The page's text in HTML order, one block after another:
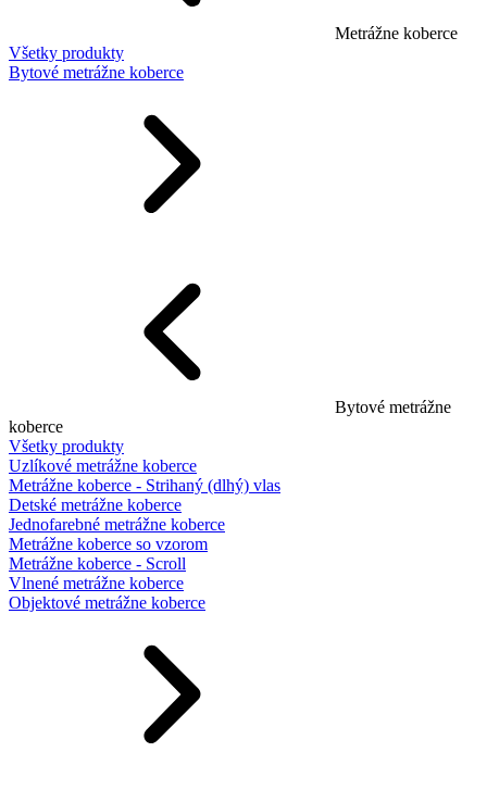
Metrážne koberce
Všetky produkty
Bytové metrážne koberce
Bytové metrážne
koberce
Všetky produkty
Uzlíkové metrážne koberce
Metrážne koberce - Strihaný (dlhý) vlas
Detské metrážne koberce
Jednofarebné metrážne koberce
Metrážne koberce so vzorom
Metrážne koberce - Scroll
Vlnené metrážne koberce
Objektové metrážne koberce